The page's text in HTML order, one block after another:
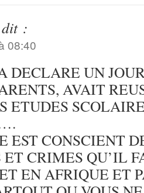
dit :
08:40
DECLARE UN
AVAIT
ETUDES
EST CONSCIENT
CRIMES QU’IL
EN AFRIQUE ET